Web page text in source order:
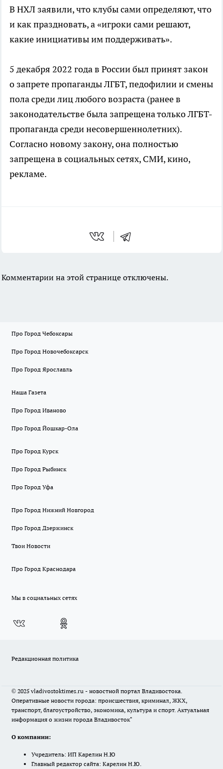
В НХЛ заявили, что клубы сами определяют, что
и как праздновать, а «игроки сами решают,
какие инициативы им поддерживать».
5 декабря 2022 года в России был принят закон
о запрете пропаганды ЛГБТ, педофилии и смены
пола среди лиц любого возраста (ранее в
законодательстве была запрещена только ЛГБТ-
пропаганда среди несовершеннолетних).
Согласно новому закону, она полностью
запрещена в социальных сетях, СМИ, кино,
рекламе.
Комментарии на этой странице отключены.
Про Город Чебоксары
Про Город Новочебоксарск
Про Город Ярославль
Наша Газета
Про Город Иваново
Про Город Йошкар-Ола
Про Город Курск
Про Город Рыбинск
Про Город Уфа
Про Город Нижний Новгород
Про Город Дзержинск
Твои Новости
Про Город Краснодара
Мы в социальных сетях
Редакционная политика
© 2025 vladivostoktimes.ru - новостной портал Владивостока.
Оперативные новости города: происшествия, криминал, ЖКХ,
транспорт, благоустройство, экономика, культура и спорт. Актуальная
информация о жизни города Владивосток"
О компании:
Учредитель: ИП Карелин Н.Ю
Главный редактор сайта: Карелин Н.Ю.